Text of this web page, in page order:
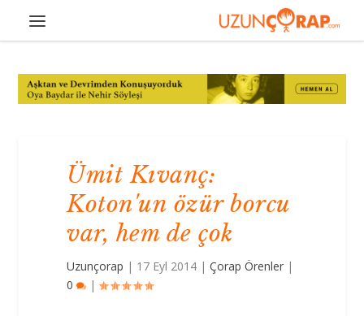
Ümit Kıvanç:
Koton'un özür borcu
var, hem de çok
Uzunçorap | 17 Eyl 2014 |Çorap Örenler |
0
|